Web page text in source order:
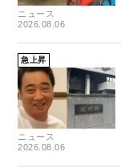
ニュース
2026.08.06
急上昇
ニュース
2026.08.06